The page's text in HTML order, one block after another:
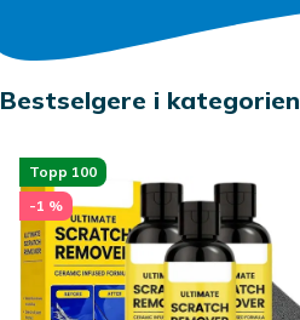
Bestselgere i kategorien
Topp 100
-1 %